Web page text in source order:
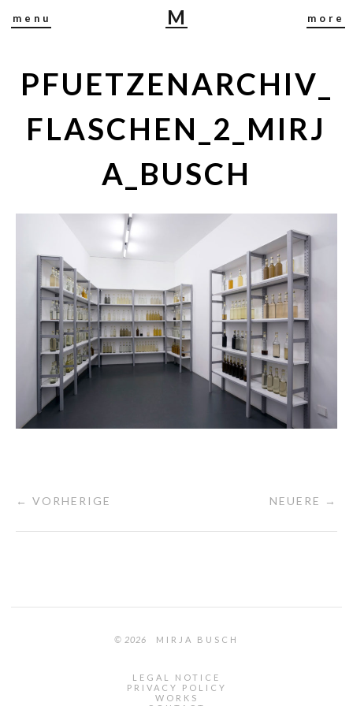
more
menu
M
I
J
A
U
C
H
PFUETZENARCHIV_
FLASCHEN_2_MIRJ
A_BUSCH
← VORHERIGE NEUERE →
© 2026 MIRJA BUSCH
LEGAL NOTICE
PRIVACY POLICY
WORKS